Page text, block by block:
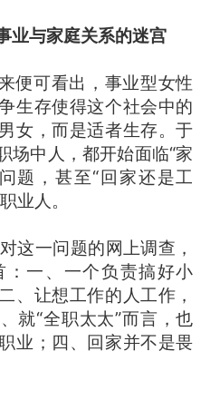
业与家庭关系的迷宫
便可看出，事业型女性
生存使得这个社会中的
女，而是适者生存。于
场中人，都开始面临“家
题，甚至“回家还是工
业人。
这一问题的网上调查，
一、一个负责搞好小
、让想工作的人工作，
就“全职太太”而言，也
业；四、回家并不是畏